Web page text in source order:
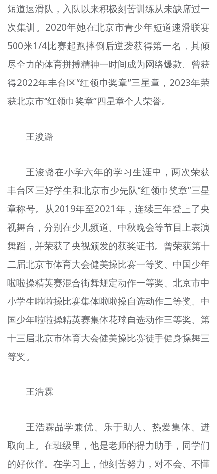
短道速滑队，入队以来积极刻苦训练从未缺席过一
次集训。2020年她在北京市青少年短道速滑联赛
500米1/4比赛起跑摔倒后逆袭获得第一名，其倾
尽全力的体育拼搏精神一时间成为网络爆款。曾获
得2022年丰台区“红领巾奖章”三星章，2023年荣
获北京市“红领巾奖章”四星章个人荣誉。
王浚潞
王浚潞在小学六年的学习生涯中，两次荣获
丰台区三好学生和北京市少先队“红领巾奖章”三星
章称号。从2019年至2021年，连续三年登上了央
视舞台，分别在少儿频道、中秋晚会等节目上表演
舞蹈，并荣获了央视颁发的获奖证书。曾荣获第十
二届北京市体育大会健美操比赛一等奖、中国少年
啦啦操精英赛混合街舞规定动作一等奖、北京市中
小学生啦啦操比赛集体啦啦操自选动作二等奖、中
国少年啦啦操精英赛集体花球自选动作三等奖、第
十三届北京市体育大会健美操比赛徒手健身操舞三
等奖。
王浩霖
王浩霖品学兼优、乐于助人、热爱集体、进
取向上。在班级里，他是老师的得力助手，同学们
的好伙伴。在学习上，他刻苦努力，对不会、不懂